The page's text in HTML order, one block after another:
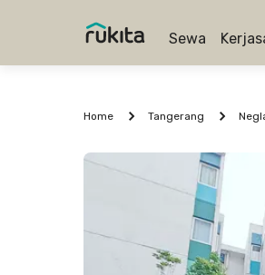
Sewa
Home Tangerang